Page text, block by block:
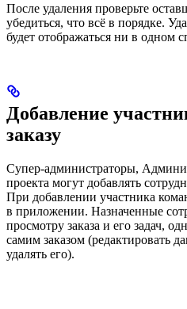
После удаления проверьте
убедиться, что всё в порядке.
будет отображаться ни в одном
Добавление
заказу
Супер-администраторы,
проекта могут добавлять
При добавлении участника
в приложении. Назначенные
просмотру заказа и его задач,
самим заказом (редактировать
удалять его).